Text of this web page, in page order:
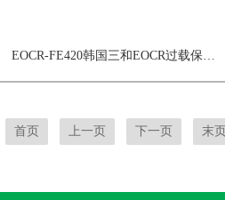
EOCR-FE420韩国三和EOCR过载保护器
首页 上一页 下一页 末页